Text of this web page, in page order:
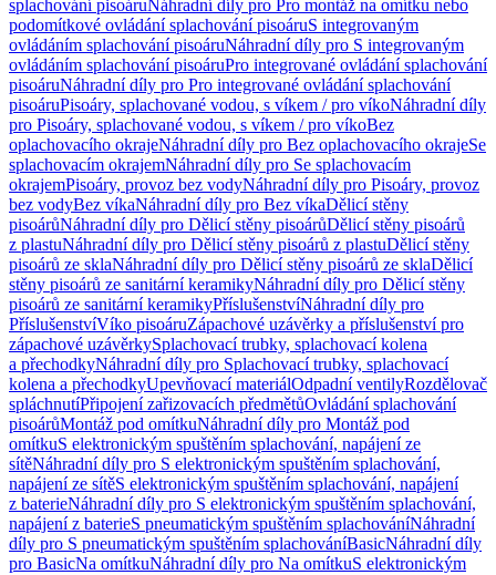
splachování pisoáruNáhradní díly pro Pro montáž na omítku nebo
podomítkové ovládání splachování pisoáruS integrovaným
ovládáním splachování pisoáruNáhradní díly pro S integrovaným
ovládáním splachování pisoáruPro integrované ovládání splachování
pisoáruNáhradní díly pro Pro integrované ovládání splachování
pisoáruPisoáry, splachované vodou, s víkem / pro víkoNáhradní díly
pro Pisoáry, splachované vodou, s víkem / pro víkoBez
oplachovacího okrajeNáhradní díly pro Bez oplachovacího okrajeSe
splachovacím okrajemNáhradní díly pro Se splachovacím
okrajemPisoáry, provoz bez vodyNáhradní díly pro Pisoáry, provoz
bez vodyBez víkaNáhradní díly pro Bez víkaDělicí stěny
pisoárůNáhradní díly pro Dělicí stěny pisoárůDělicí stěny pisoárů
z plastuNáhradní díly pro Dělicí stěny pisoárů z plastuDělicí stěny
pisoárů ze sklaNáhradní díly pro Dělicí stěny pisoárů ze sklaDělicí
stěny pisoárů ze sanitární keramikyNáhradní díly pro Dělicí stěny
pisoárů ze sanitární keramikyPříslušenstvíNáhradní díly pro
PříslušenstvíVíko pisoáruZápachové uzávěrky a příslušenství pro
zápachové uzávěrkySplachovací trubky, splachovací kolena
a přechodkyNáhradní díly pro Splachovací trubky, splachovací
kolena a přechodkyUpevňovací materiálOdpadní ventilyRozdělovač
spláchnutíPřipojení zařizovacích předmětůOvládání splachování
pisoárůMontáž pod omítkuNáhradní díly pro Montáž pod
omítkuS elektronickým spuštěním splachování, napájení ze
sítěNáhradní díly pro S elektronickým spuštěním splachování,
napájení ze sítěS elektronickým spuštěním splachování, napájení
z baterieNáhradní díly pro S elektronickým spuštěním splachování,
napájení z baterieS pneumatickým spuštěním splachováníNáhradní
díly pro S pneumatickým spuštěním splachováníBasicNáhradní díly
pro BasicNa omítkuNáhradní díly pro Na omítkuS elektronickým